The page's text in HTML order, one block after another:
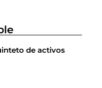
de activos